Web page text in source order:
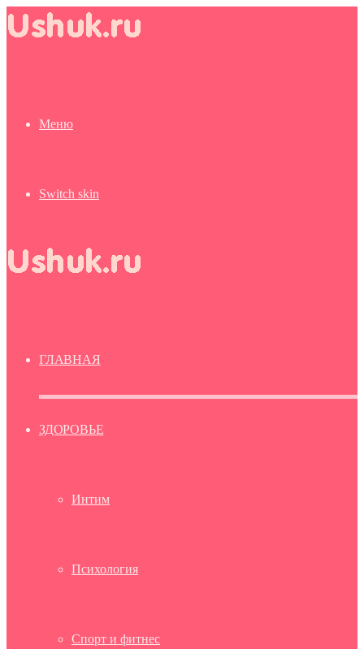
Меню
Switch skin
ГЛАВНАЯ
ЗДОРОВЬЕ
Интим
Психология
Спорт и фитнес